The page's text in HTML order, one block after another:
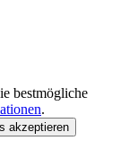
bestmögliche
.
akzeptieren